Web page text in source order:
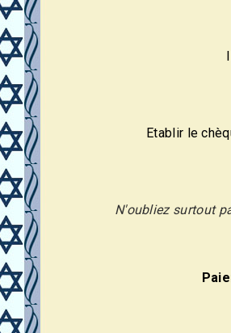
Etablir le
N'oubliez surtout